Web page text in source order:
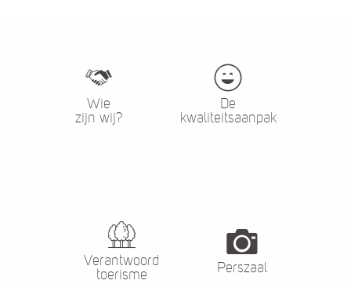
Wie
zijn wij?
De
kwaliteitsaanpak
Verantwoord
toerisme
Perszaal